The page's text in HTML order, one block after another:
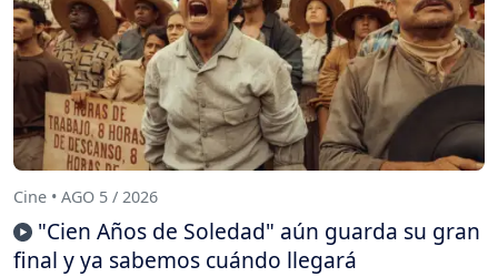
Cine • AGO 5 / 2026
"Cien Años de Soledad" aún guarda su gran
final y ya sabemos cuándo llegará